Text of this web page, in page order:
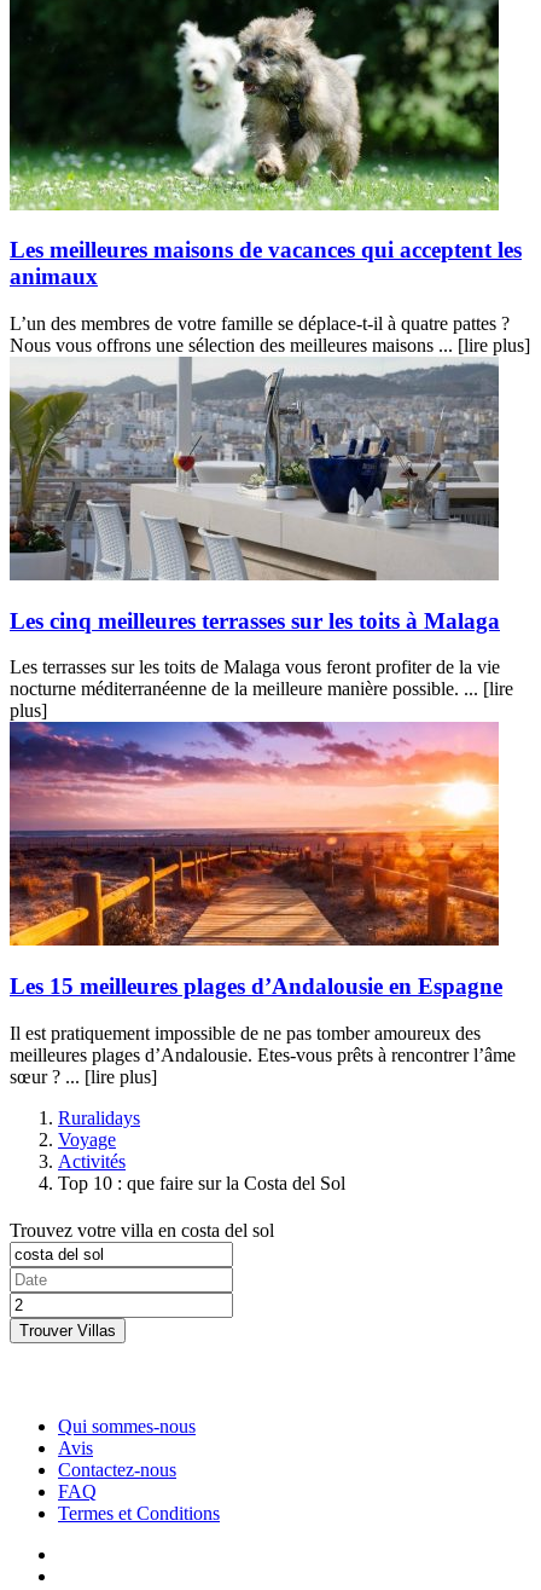
Les meilleures maisons de vacances qui acceptent les
animaux
L’un des membres de votre famille se déplace-t-il à quatre pattes ?
Nous vous offrons une sélection des meilleures maisons ... [lire plus]
Les cinq meilleures terrasses sur les toits à Malaga
Les terrasses sur les toits de Malaga vous feront profiter de la vie
nocturne méditerranéenne de la meilleure manière possible. ... [lire
plus]
Les 15 meilleures plages d’Andalousie en Espagne
Il est pratiquement impossible de ne pas tomber amoureux des
meilleures plages d’Andalousie. Etes-vous prêts à rencontrer l’âme
sœur ? ... [lire plus]
Ruralidays
Voyage
Activités
Top 10 : que faire sur la Costa del Sol
Trouvez votre villa en costa del sol
Trouver Villas
Qui sommes-nous
Avis
Contactez-nous
FAQ
Termes et Conditions